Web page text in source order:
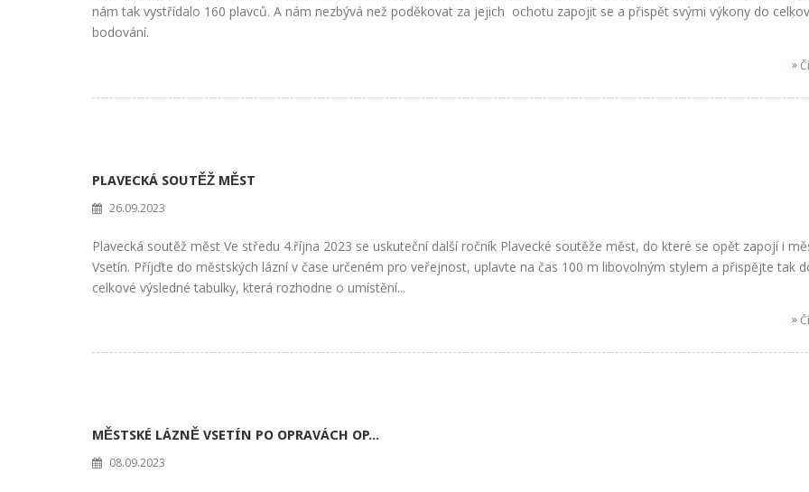
nám tak vystřídalo 160 plavců. A nám nezbývá než poděkovat za jejich ochotu zapojit se a přispět svými výkony do
bodování.
»
PLAVECKÁ SOUTĚŽ MĚST
26.09.2023
Plavecká soutěž měst Ve středu 4.října 2023 se uskuteční další ročník Plavecké soutěže měst, do které se opět zapojí i
Vsetín. Příjďte do městských lázní v čase určeném pro veřejnost, uplavte na čas 100 m libovolným stylem a přispějte tak
celkové výsledné tabulky, která rozhodne o umístění...
»
MĚSTSKÉ LÁZNĚ VSETÍN PO OPRAVÁCH OP...
08.09.2023